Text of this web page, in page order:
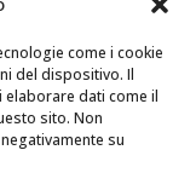
come i cookie
del dispositivo. Il
dati come il
sito. Non
su